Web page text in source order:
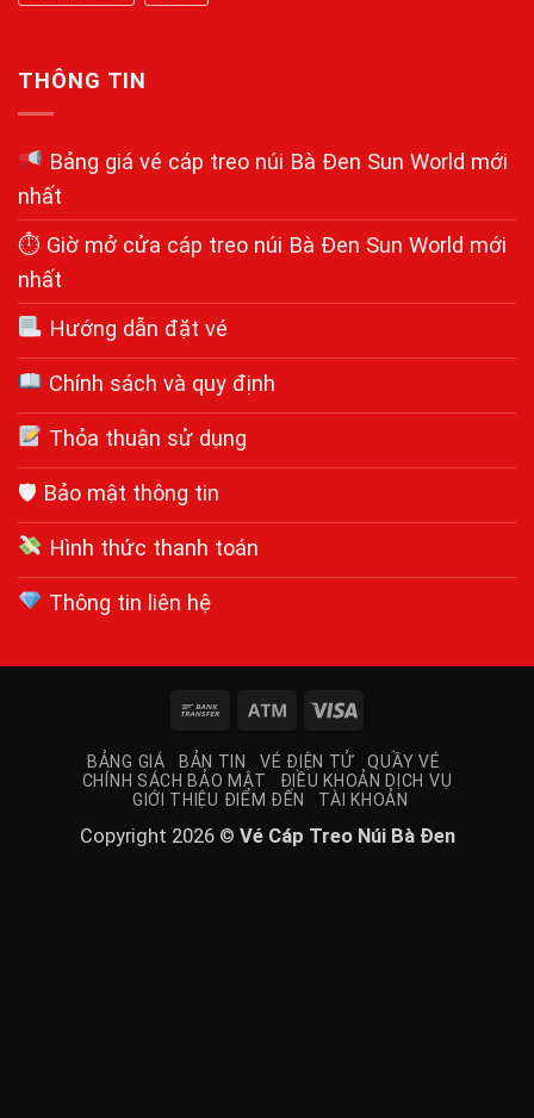
THÔNG TIN
Bảng giá vé cáp treo núi Bà Đen Sun World mới
nhất
⏱ Giờ mở cửa cáp treo núi Bà Đen Sun World mới
nhất
Hướng dẫn đặt vé
Chính sách và quy định
Thỏa thuận sử dụng
🛡 Bảo mật thông tin
Hình thức thanh toán
Thông tin liên hệ
Bank
Atm Visa
BẢNG GIÁ BẢN TIN VÉ ĐIỆN TỬ
QUẦY VÉ
CHÍNH SÁCH BẢO MẬT
ĐIỀU KHOẢN DỊCH VỤ
GIỚI THIỆU ĐIỂM ĐẾN
TÀI KHOẢN
Copyright 2026 © Vé Cáp Treo Núi Bà Đen